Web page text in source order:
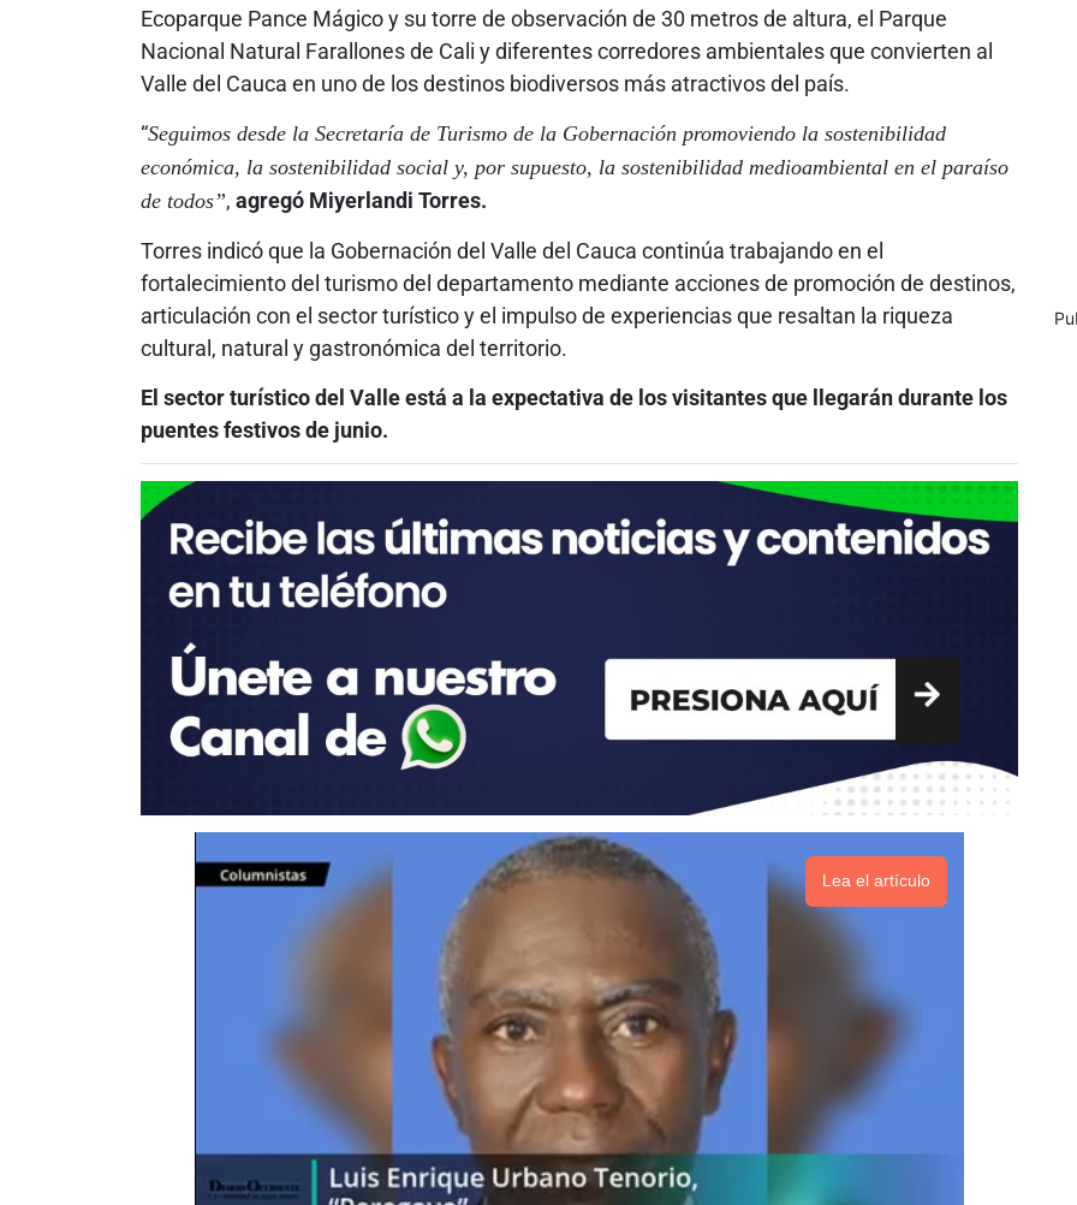
Ecoparque Pance Mágico y su torre de observación de 30 metros de altura, el Parque
Nacional Natural Farallones de Cali y diferentes corredores ambientales que convierten al
Valle del Cauca en uno de los destinos biodiversos más atractivos del país.
“Seguimos desde la Secretaría de Turismo de la Gobernación promoviendo la sostenibilidad
económica, la sostenibilidad social y, por supuesto, la sostenibilidad medioambiental en el paraíso
de todos”, agregó Miyerlandi Torres.
Torres indicó que la Gobernación del Valle del Cauca continúa trabajando en el
fortalecimiento del turismo del departamento mediante acciones de promoción de destinos,
articulación con el sector turístico y el impulso de experiencias que resaltan la riqueza
cultural, natural y gastronómica del territorio.
El sector turístico del Valle está a la expectativa de los visitantes que llegarán durante los
puentes festivos de junio.
Lea el artículo